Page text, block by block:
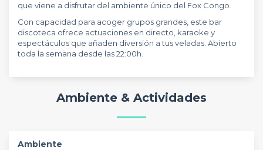
que viene a disfrutar del ambiente único del Fox Congo.
Con capacidad para acoger grupos grandes, este bar
discoteca ofrece actuaciones en directo, karaoke y
espectáculos que añaden diversión a tus veladas. Abierto
toda la semana desde las 22:00h.
Ambiente & Actividades
Ambiente